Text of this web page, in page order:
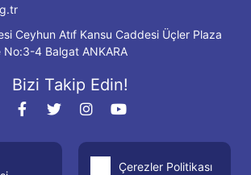
Ceyhun Atıf Kansu Caddesi Üçler Plaza
No:3-4 Balgat ANKARA
Bizi Takip Edin!
Çerezler Politikası